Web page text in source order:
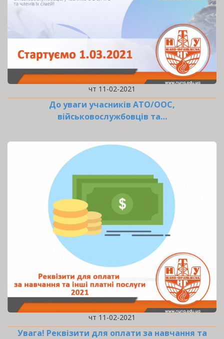
чт 11-02-2021
До уваги учасників АТО/ООС,
військовослужбовців та…
чт 11-02-2021
Увага! Реквізити для оплати за навчання та